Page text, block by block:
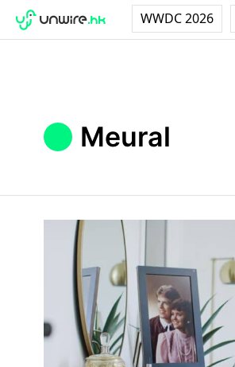
WWDC 2026
Meural